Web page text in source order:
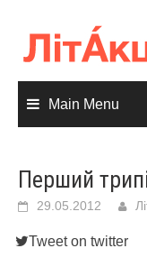
content
Main Menu
Перший
29.05.2012
Tweet on twitter